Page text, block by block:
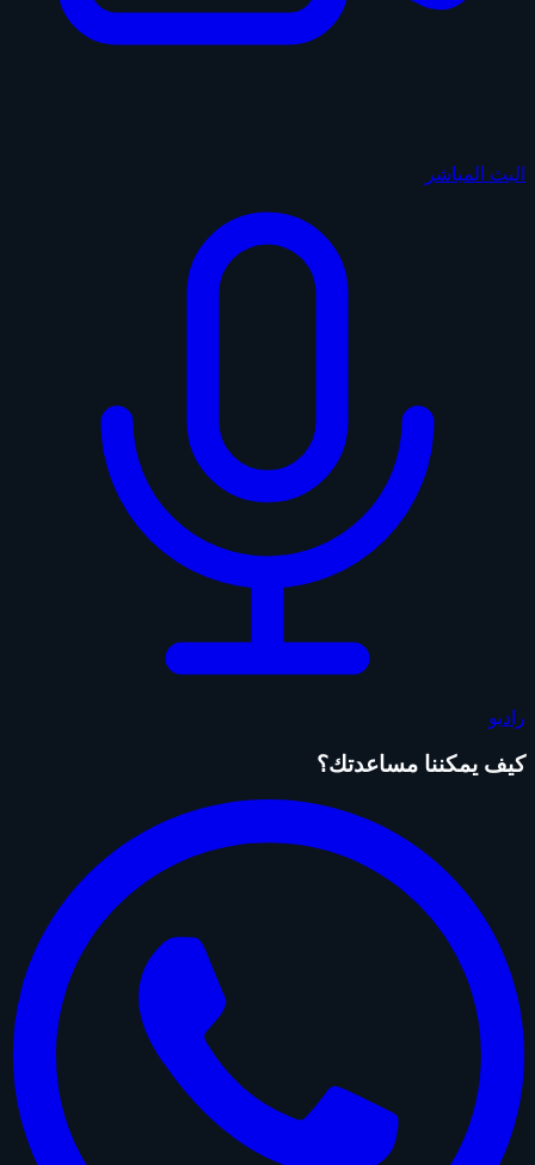
البث المباشر
راديو
كيف يمكننا مساعدتك؟